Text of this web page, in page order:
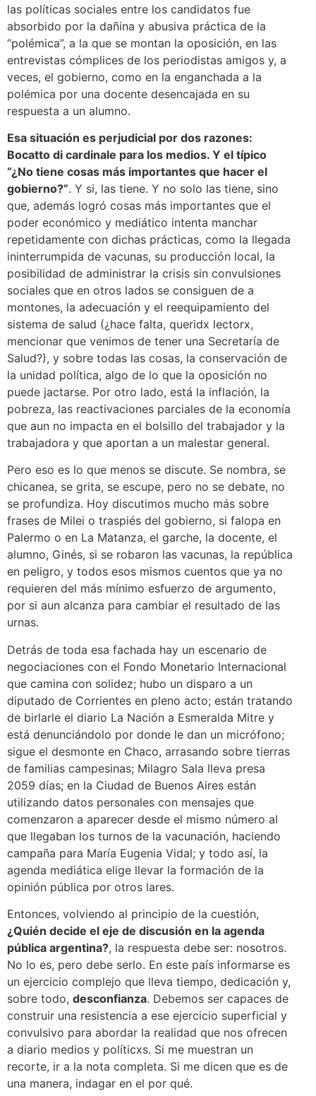
las políticas sociales entre los candidatos fue
absorbido por la dañina y abusiva práctica de la
“polémica”, a la que se montan la oposición, en las
entrevistas cómplices de los periodistas amigos y, a
veces, el gobierno, como en la enganchada a la
polémica por una docente desencajada en su
respuesta a un alumno.
Esa situación es perjudicial por dos razones:
Bocatto di cardinale para los medios. Y el típico
“¿No tiene cosas más importantes que hacer el
gobierno?”. Y si, las tiene. Y no solo las tiene, sino
que, además logró cosas más importantes que el
poder económico y mediático intenta manchar
repetidamente con dichas prácticas, como la llegada
ininterrumpida de vacunas, su producción local, la
posibilidad de administrar la crisis sin convulsiones
sociales que en otros lados se consiguen de a
montones, la adecuación y el reequipamiento del
sistema de salud (¿hace falta, queridx lectorx,
mencionar que venimos de tener una Secretaría de
Salud?), y sobre todas las cosas, la conservación de
la unidad política, algo de lo que la oposición no
puede jactarse. Por otro lado, está la inflación, la
pobreza, las reactivaciones parciales de la economía
que aun no impacta en el bolsillo del trabajador y la
trabajadora y que aportan a un malestar general.
Pero eso es lo que menos se discute. Se nombra, se
chicanea, se grita, se escupe, pero no se debate, no
se profundiza. Hoy discutimos mucho más sobre
frases de Milei o traspiés del gobierno, si falopa en
Palermo o en La Matanza, el garche, la docente, el
alumno, Ginés, si se robaron las vacunas, la república
en peligro, y todos esos mismos cuentos que ya no
requieren del más mínimo esfuerzo de argumento,
por si aun alcanza para cambiar el resultado de las
urnas.
Detrás de toda esa fachada hay un escenario de
negociaciones con el Fondo Monetario Internacional
que camina con solidez; hubo un disparo a un
diputado de Corrientes en pleno acto; están tratando
de birlarle el diario La Nación a Esmeralda Mitre y
está denunciándolo por donde le dan un micrófono;
sigue el desmonte en Chaco, arrasando sobre tierras
de familias campesinas; Milagro Sala lleva presa
2059 días; en la Ciudad de Buenos Aires están
utilizando datos personales con mensajes que
comenzaron a aparecer desde el mismo número al
que llegaban los turnos de la vacunación, haciendo
campaña para María Eugenia Vidal; y todo así, la
agenda mediática elige llevar la formación de la
opinión pública por otros lares.
Entonces, volviendo al principio de la cuestión,
¿Quién decide el eje de discusión en la agenda
pública argentina?, la respuesta debe ser: nosotros.
No lo es, pero debe serlo. En este país informarse es
un ejercicio complejo que lleva tiempo, dedicación y,
sobre todo, desconfianza. Debemos ser capaces de
construir una resistencia a ese ejercicio superficial y
convulsivo para abordar la realidad que nos ofrecen
a diario medios y políticxs. Si me muestran un
recorte, ir a la nota completa. Si me dicen que es de
una manera, indagar en el por qué.